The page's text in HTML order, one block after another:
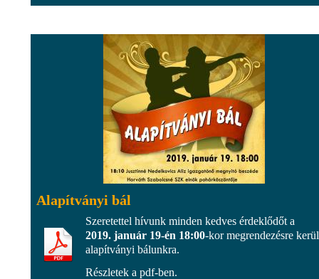
Alapítványi bál
Szeretettel hívunk minden kedves érdeklődőt a
2019. január 19-én 18:00-kor megrendezésre
alapítványi bálunkra.
Részletek a pdf-ben.